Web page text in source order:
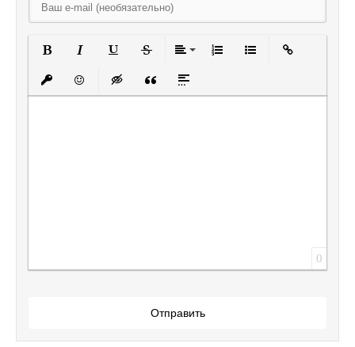
Полужирный
Курсив
Вставить защищенную ссылку
Вставить смайлик
Вставка скрытого текста
Вставка цитаты
Вставка спойлера
0
Отправить